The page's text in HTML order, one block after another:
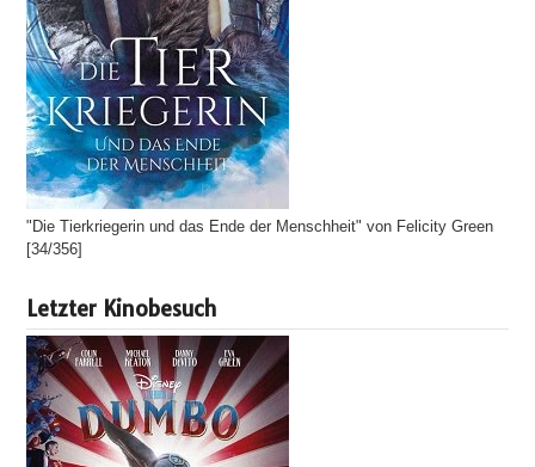
"Die Tierkriegerin und das Ende der Menschheit" von Felicity Green
[34/356]
Letzter Kinobesuch